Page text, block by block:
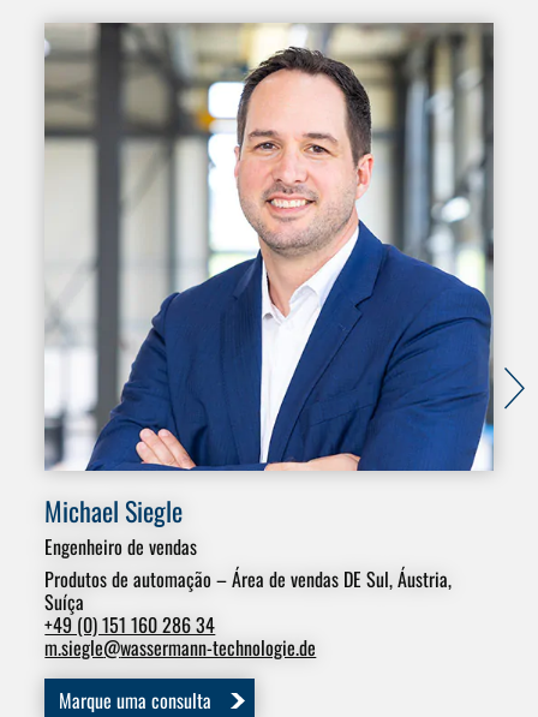
Michael Siegle
Engenheiro de vendas
Produtos de automação – Área de vendas DE Sul, Áustria,
Suíça
+49 (0) 151 160 286 34
m.siegle@wassermann-technologie.de
Marque uma consulta